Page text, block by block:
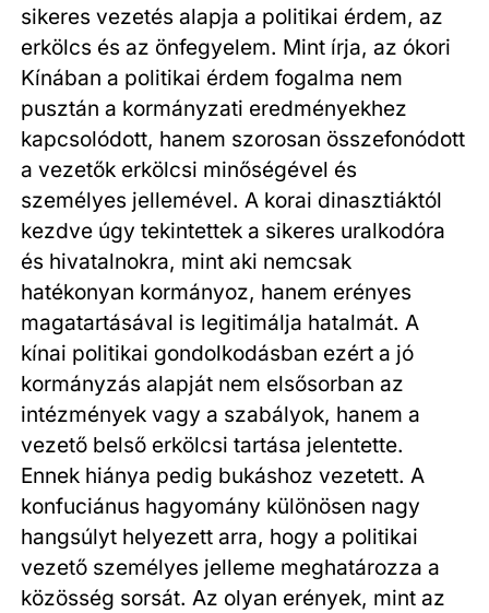
sikeres vezetés alapja a politikai érdem, az
erkölcs és az önfegyelem. Mint írja, az ókori
Kínában a politikai érdem fogalma nem
pusztán a kormányzati eredményekhez
kapcsolódott, hanem szorosan összefonódott
a vezetők erkölcsi minőségével és
személyes jellemével. A korai dinasztiáktól
kezdve úgy tekintettek a sikeres uralkodóra
és hivatalnokra, mint aki nemcsak
hatékonyan kormányoz, hanem erényes
magatartásával is legitimálja hatalmát. A
kínai politikai gondolkodásban ezért a jó
kormányzás alapját nem elsősorban az
intézmények vagy a szabályok, hanem a
vezető belső erkölcsi tartása jelentette.
Ennek hiánya pedig bukáshoz vezetett. A
konfuciánus hagyomány különösen nagy
hangsúlyt helyezett arra, hogy a politikai
vezető személyes jelleme meghatározza a
közösség sorsát. Az olyan erények, mint az